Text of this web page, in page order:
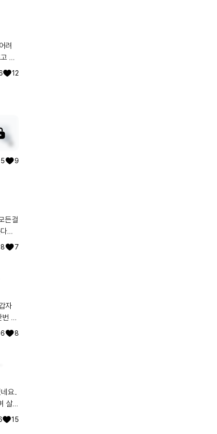
번12
4
5 9
든걸
는
을
8 7
가
리 덜
6 8
15